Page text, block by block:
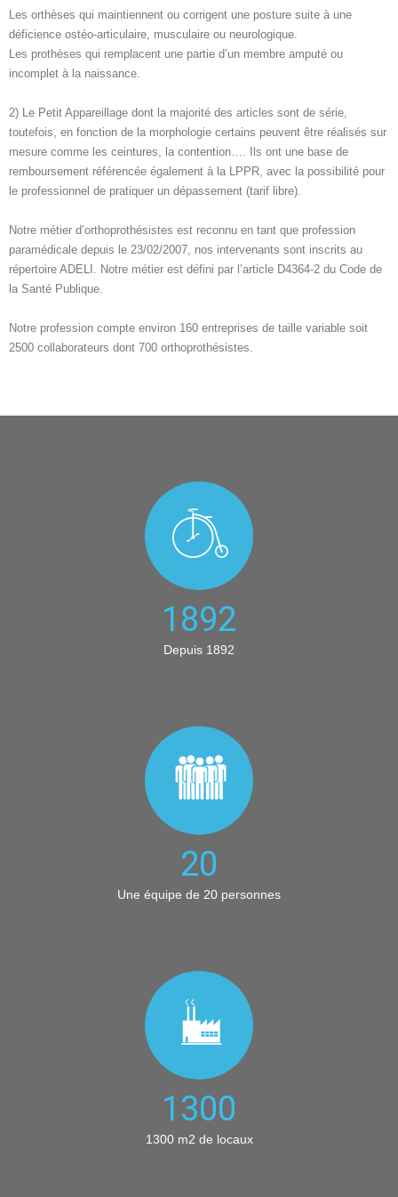
Les orthèses qui maintiennent ou corrigent une posture suite à une
déficience ostéo-articulaire, musculaire ou neurologique.
Les prothèses qui remplacent une partie d’un membre amputé ou
incomplet à la naissance.
2) Le Petit Appareillage dont la majorité des articles sont de série,
toutefois, en fonction de la morphologie certains peuvent être réalisés sur
mesure comme les ceintures, la contention…. Ils ont une base de
remboursement référencée également à la LPPR, avec la possibilité pour
le professionnel de pratiquer un dépassement (tarif libre).
Notre métier d’orthoprothésistes est reconnu en tant que profession
paramédicale depuis le 23/02/2007, nos intervenants sont inscrits au
répertoire ADELI. Notre métier est défini par l’article D4364-2 du Code de
la Santé Publique.
Notre profession compte environ 160 entreprises de taille variable soit
2500 collaborateurs dont 700 orthoprothésistes.
1892
Depuis 1892
20
Une équipe de 20 personnes
1300
1300 m2 de locaux